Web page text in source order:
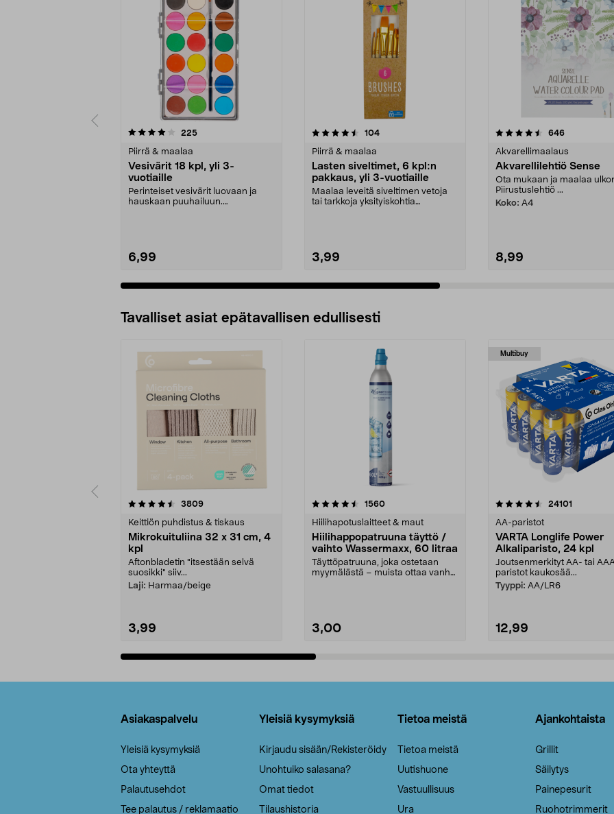
225arvostelut
Piirrä & maalaa
Vesivärit 18 kpl, yli 3-
vuotiaille
Perinteiset vesivärit luovaan ja
hauskaan puuhailuun.
6,99
4.5 viidestä
104arvostelut
Piirrä & maalaa
Lasten siveltimet, 6 kpl:n
pakkaus, yli 3-vuotiaille
Maalaa leveitä siveltimen vetoja
tai tarkkoja yksityiskohtia
3,99
4.5 viidestä
646arvostelut
Akvarellimaalaus
Akvarellilehtiö Sense
Ota mukaan ja maalaa
Piirustuslehtiö ...
Koko: A4
8,99
4.5 viidestä
Tavalliset asiat epätavallisen edullisesti
3809arvostelut
Keittiön puhdistus & tiskaus
Mikrokuituliina 32 x 31 cm, 4
kpl
Aftonbladetin "itsestään selvä
suosikki" siiv...
Laji: Harmaa/beige
3,99
4.5viidestä
1560arvostelut
Hiilihapotuslaitteet & maut
Hiilihappopatruuna täyttö /
vaihto Wassermaxx, 60 litraa
Täyttöpatruuna, joka ostetaan
myymälästä – muista ottaa vanha
3,00
Multibuy
4.5viidestä
24101
AA-paristot
VARTA Longlife Power
Alkaliparisto, 24 kpl
Joutsenmerkityt AA- tai
paristot kaukosää...
Tyyppi: AA/LR6
12,99
4.5viidestä
Asiakaspalvelu
Yleisiä kysymyksiä
Ota yhteyttä
Palautusehdot
Tee palautus / reklamaatio
Yleisiä kysymyksiä
Kirjaudu sisään/Rekisteröidy
Unohtuiko salasana?
Omat tiedot
Tilaushistoria
Tietoa meistä
Tietoa meistä
Uutishuone
Vastuullisuus
Ura
Ajankohtaista
Grillit
Säilytys
Painepesurit
Ruohotrimmerit